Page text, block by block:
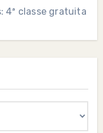
4ª classe gratuita